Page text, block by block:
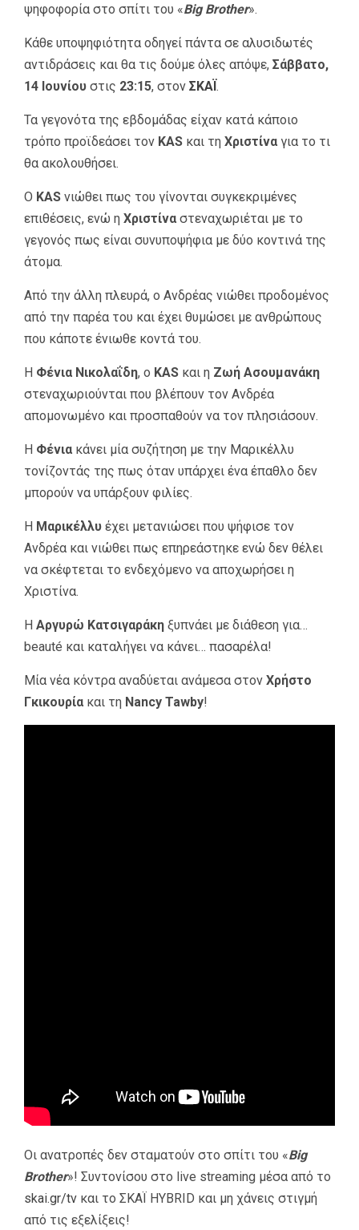
ψηφοφορία στο σπίτι του «Big Brother».
Κάθε υποψηφιότητα οδηγεί πάντα σε αλυσιδωτές
αντιδράσεις και θα τις δούμε όλες απόψε, Σάββατο,
14 Ιουνίου στις 23:15, στον ΣΚΑΪ.
Τα γεγονότα της εβδομάδας είχαν κατά κάποιο
τρόπο προϊδεάσει τον KAS και τη Χριστίνα για το τι
θα ακολουθήσει.
Ο KAS νιώθει πως του γίνονται συγκεκριμένες
επιθέσεις, ενώ η Χριστίνα στεναχωριέται με το
γεγονός πως είναι συνυποψήφια με δύο κοντινά της
άτομα.
Από την άλλη πλευρά, ο Ανδρέας νιώθει προδομένος
από την παρέα του και έχει θυμώσει με ανθρώπους
που κάποτε ένιωθε κοντά του.
Η Φένια Νικολαΐδη, ο KAS και η Ζωή Ασουμανάκη
στεναχωριούνται που βλέπουν τον Ανδρέα
απομονωμένο και προσπαθούν να τον πλησιάσουν.
Η Φένια κάνει μία συζήτηση με την Μαρικέλλυ
τονίζοντάς της πως όταν υπάρχει ένα έπαθλο δεν
μπορούν να υπάρξουν φιλίες.
Η Μαρικέλλυ έχει μετανιώσει που ψήφισε τον
Ανδρέα και νιώθει πως επηρεάστηκε ενώ δεν θέλει
να σκέφτεται το ενδεχόμενο να αποχωρήσει η
Χριστίνα.
Η Αργυρώ Κατσιγαράκη ξυπνάει με διάθεση για…
beauté και καταλήγει να κάνει… πασαρέλα!
Μία νέα κόντρα αναδύεται ανάμεσα στον Χρήστο
Γκικουρία και τη Nancy Tawby!
Οι ανατροπές δεν σταματούν στο σπίτι του «Big
Brother»! Συντονίσου στο live streaming μέσα από το
skai.gr/tv και το ΣΚΑΪ HYBRID και μη χάνεις στιγμή
από τις εξελίξεις!